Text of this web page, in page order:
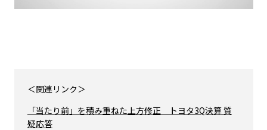
＜関連リンク＞
「当たり前」を積み重ねた上方修正 トヨタ3Q決算 質
疑応答